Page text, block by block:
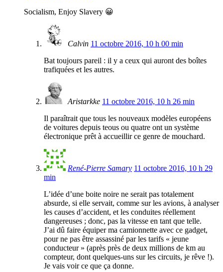
Socialism, Enjoy Slavery 😀
Calvin 11 octobre 2016, 10 h 00 min
Bat toujours pareil : il y a ceux qui auront des boîtes
trafiquées et les autres.
Aristarkke 11 octobre 2016, 10 h 26 min
Il paraîtrait que tous les nouveaux modèles européens
de voitures depuis teous ou quatre ont un système
électronique prêt à accueillir ce genre de mouchard.
René-Pierre Samary 11 octobre 2016, 10 h 29
min
L’idée d’une boite noire ne serait pas totalement
absurde, si elle servait, comme sur les avions, à analyser
les causes d’accident, et les conduites réellement
dangereuses ; donc, pas la vitesse en tant que telle.
J’ai dû faire équiper ma camionnette avec ce gadget,
pour ne pas être assassiné par les tarifs « jeune
conducteur » (après près de deux millions de km au
compteur, dont quelques-uns sur les circuits, je rêve !).
Je vais voir ce que ça donne.